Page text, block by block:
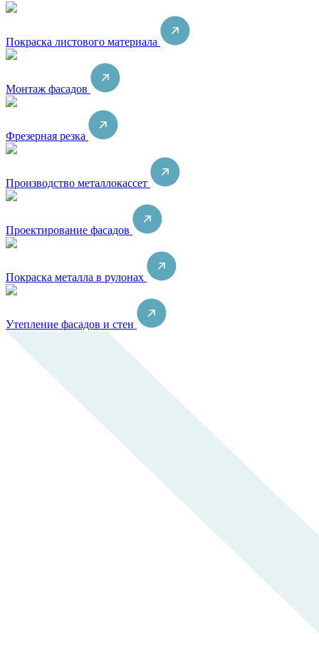
Покраска листового материала
Монтаж фасадов
Фрезерная резка
Производство металлокассет
Проектирование фасадов
Покраска металла в рулонах
Утепление фасадов и стен